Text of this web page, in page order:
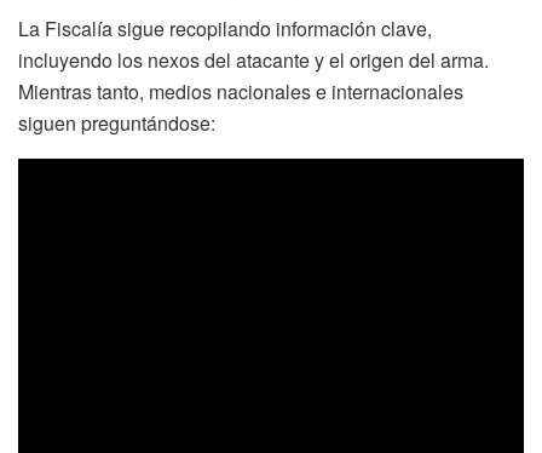
La Fiscalía sigue recopilando información clave,
incluyendo los nexos del atacante y el origen del arma.
Mientras tanto, medios nacionales e internacionales
siguen preguntándose: